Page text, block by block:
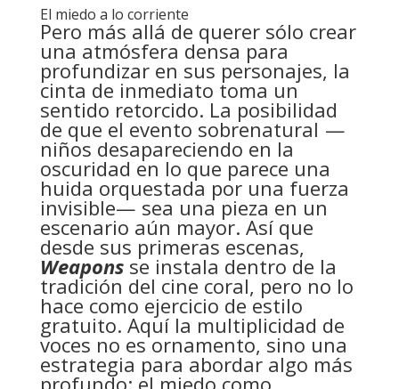
El miedo a lo corriente
Pero más allá de querer sólo crear
una atmósfera densa para
profundizar en sus personajes, la
cinta de inmediato toma un
sentido retorcido. La posibilidad
de que el evento sobrenatural —
niños desapareciendo en la
oscuridad en lo que parece una
huida orquestada por una fuerza
invisible— sea una pieza en un
escenario aún mayor. Así que
desde sus primeras escenas,
Weapons se instala dentro de la
tradición del cine coral, pero no lo
hace como ejercicio de estilo
gratuito. Aquí la multiplicidad de
voces no es ornamento, sino una
estrategia para abordar algo más